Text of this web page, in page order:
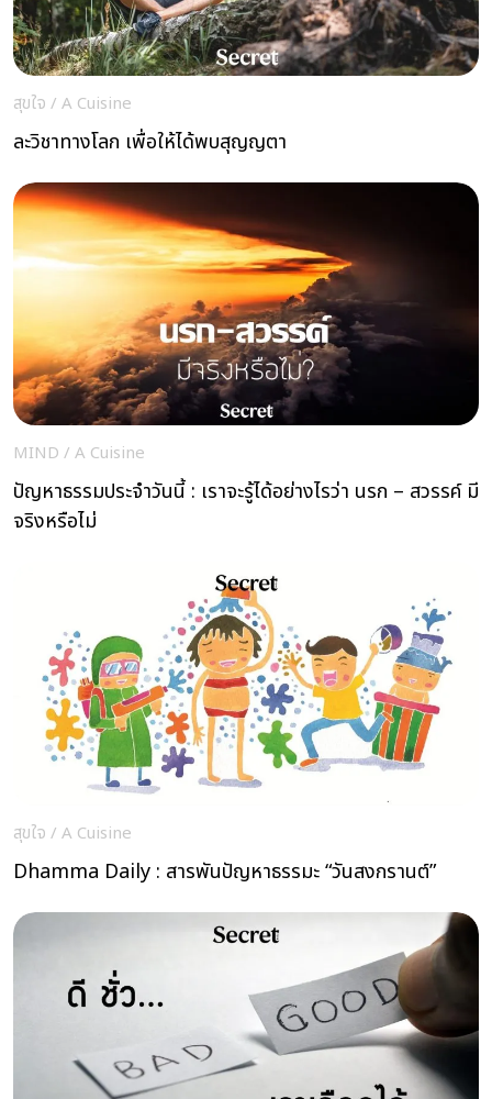
สุขใจ / A Cuisine
ละวิชาทางโลก เพื่อให้ได้พบสุญญตา
MIND / A Cuisine
ปัญหาธรรมประจำวันนี้ : เราจะรู้ได้อย่างไรว่า นรก – สวรรค์ มี
จริงหรือไม่
สุขใจ / A Cuisine
Dhamma Daily : สารพันปัญหาธรรมะ “วันสงกรานต์”